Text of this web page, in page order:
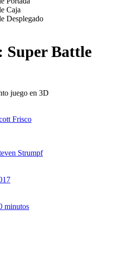
Super Battle
juego en 3D
Frisco
Strumpf
minutos